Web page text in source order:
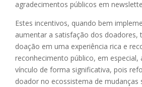
agradecimentos públicos em
Estes incentivos, quando bem
aumentar a satisfação dos doadores,
doação em uma experiência rica e
reconhecimento público, em
vínculo de forma significativa, pois
doador no ecossistema de mudanças